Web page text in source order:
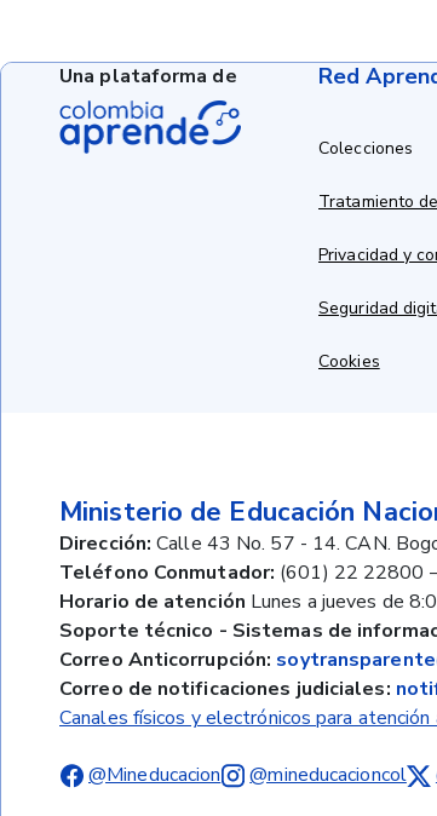
Red
Colecciones
Tratamiento
Privacidad y
Seguridad
Cookies
Ministerio de Educación
Dirección: Calle 43 No. 57 - 14. CAN.
Teléfono Conmutador: (601) 22 22800
Horario de atención Lunes a jueves de
Soporte técnico - Sistemas de
Correo Anticorrupción:
Correo de notificaciones judiciales:
Canales físicos y electrónicos para atención
@Mineducacion @mineducacioncol
Una plataforma de